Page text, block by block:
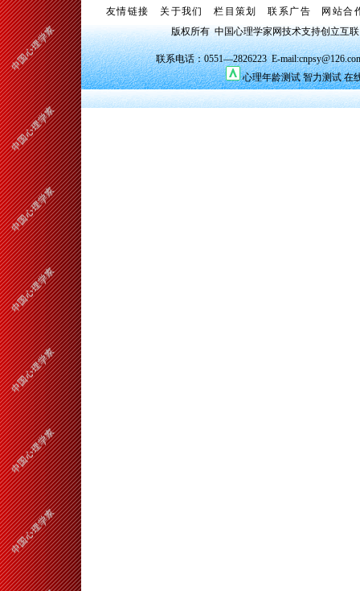
友情链接 关于我们 栏目策划 联系广告
网站合
版权所有 中国心理学家网技术支持创立互
联系电话：0551—2826223 E-
心理年龄测试 智力测试 在